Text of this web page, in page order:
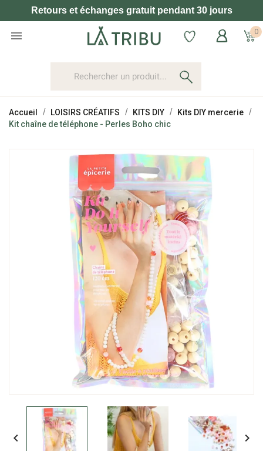
Retours et échanges gratuit pendant 30 jours
 0
Accueil LOISIRS CRÉATIFS KITS DIY
Kits DIY mercerie
Kit chaîne de téléphone - Perles Boho chic
 